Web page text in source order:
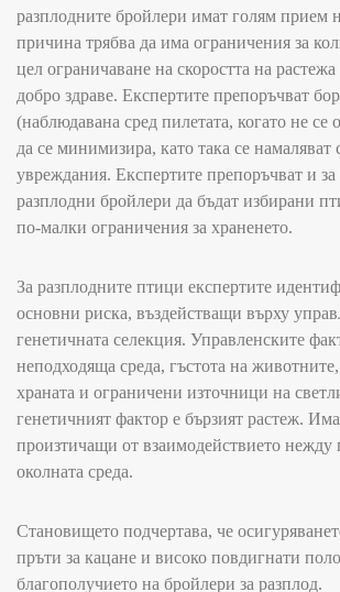
разплодните бройлери имат голям прием
причина трябва да има ограничения за
цел ограничаване на скоростта на
добро здраве. Експертите препоръчват
(наблюдавана сред пилетата, когато не се
да се минимизира, като така се намаляват
увреждания. Експертите препоръчват и
разплодни бройлери да бъдат избирани
по-малки ограничения за храненето.
За разплодните птици експертите
основни риска, въздействащи върху
генетичната селекция. Управленските
неподходяща среда, гъстота на
храната и ограничени източници на
генетичният фактор е бързият растеж.
произтичащи от взаимодействието нежду
околната среда.
Становището подчертава, че
пръти за кацане и високо повдигнати
благополучието на бройлери за разплод.